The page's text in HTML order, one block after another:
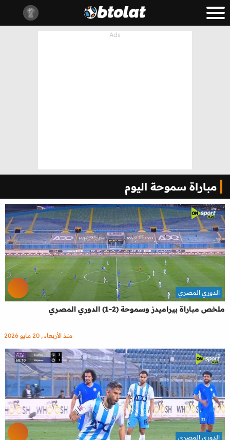
مباراة سموحة اليوم
ملخص مباراة بيراميدز وسموحة (2-1) الدوري المصري
الدوري المصري
منذ الأربعاء , 20 مايو 2026
الدوري المصري